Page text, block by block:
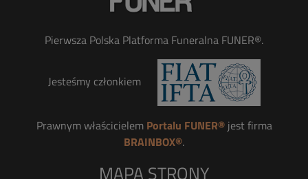
Pierwsza Polska Platforma Funeralna FUNER®.
Jesteśmy członkiem
Prawnym właścicielem Portalu FUNER®jest firma
BRAINBOX®.
MAPA STRONY